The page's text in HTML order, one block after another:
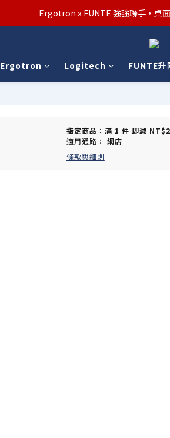
汰舊/升級補助優惠熱烈進行中！符
Ergotron x FUNTE 強強聯手，桌
汰舊/升級補助優惠熱烈進行中！符
Ergotron Logitech FUNTE升
指定商品：滿 1 件 即減
適用通路： 網店
條款與細則